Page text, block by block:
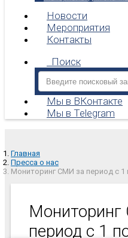
Новости
Мероприятия
Контакты
Поиск
Мы в ВКонтакте
Мы в Telegram
Главная
Пресса о нас
Мониторинг СМИ за период с 1
период с 1